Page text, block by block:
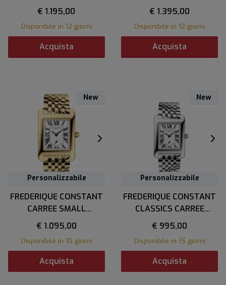
CALENDAR
€ 1.195,00
Disponibile in 12 giorni
Acquista
€ 1.395,00
Disponibile in 12 giorni
Acquista
Personalizzabile
New
FREDERIQUE CONSTANT
CARREE SMALL
SECONDS
€ 1.095,00
Disponibile in 10 giorni
Acquista
Personalizzabile
New
FREDERIQUE CONSTANT
CLASSICS CARREE
SMALL SECONDS
€ 995,00
Disponibile in 15 giorni
Acquista